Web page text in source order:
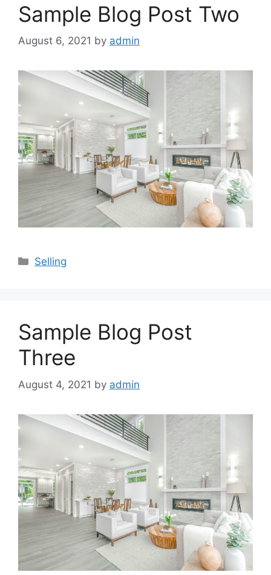
Sample Blog Post Two
August 6, 2021 by admin
Categories
Selling
Sample Blog Post
Three
August 4, 2021 by admin